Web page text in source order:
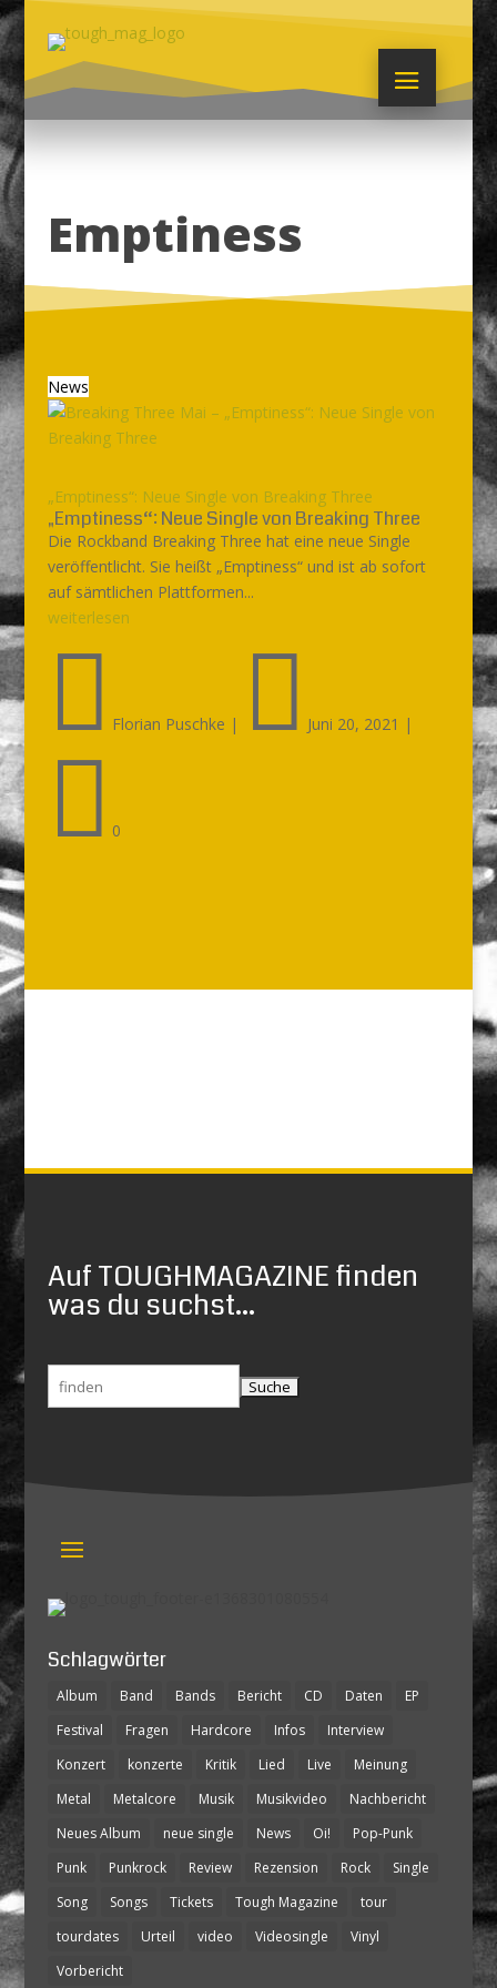
Emptiness
News
„Emptiness“: Neue Single von Breaking Three
„Emptiness“: Neue Single von Breaking Three
Die Rockband Breaking Three hat eine neue Single
veröffentlicht. Sie heißt „Emptiness“ und ist ab sofort
auf sämtlichen Plattformen...
weiterlesen
 Florian Puschke |  Juni 20, 2021 |
 0
Auf TOUGHMAGAZINE finden
was du suchst...
Suchen
nach:
Schlagwörter
Album Band Bands Bericht CD Daten
EP
Festival
Fragen Hardcore Infos
Interview
Konzert
konzerte Kritik Lied Live
Meinung
Metal
Metalcore Musik Musikvideo
Nachbericht
Neues Album
neue single News Oi!
Pop-Punk
Punk
Punkrock Review Rezension Rock
Single
Song
Songs Tickets Tough Magazine
tour
tourdates
Urteil video Videosingle
Vinyl
Vorbericht